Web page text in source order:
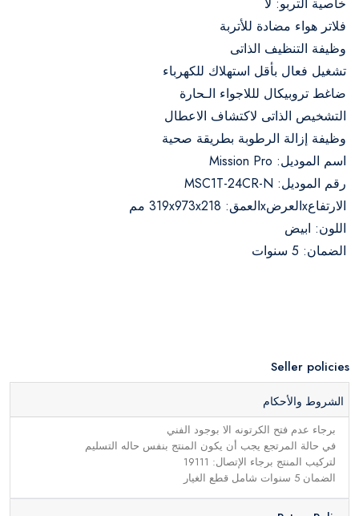
فلاتر هواء مضادة للأتربة
وظيفة التنظيف الذاتى
تشغيل فعال بأقل استهلاك للكهرباء
ضاغط تروبيكال لللاجواء الـحارة
التشخيص الذاتى لاكتشاف الاعطال
وظيفة إزالة الرطوبة بطريقة صحية
اسم الموديل: Mission Pro
رقم الموديل: MSC1T-24CR-N
الارتفاعxالعرضxالعمق: 319x973x218 مم
اللون: ابيض
الضمان: 5 سنوات
Seller policies
الشروط والأحكام
برجاء عدم فتح الكرتونه الا بوجود الفني
في حالة المرتجع يجب أن يكون المنتج بنفس حاله التسليم
لتركيب المنتج برجاء الإتصال: 19111
الضمان 5 سنوات شامل قطع الغيار